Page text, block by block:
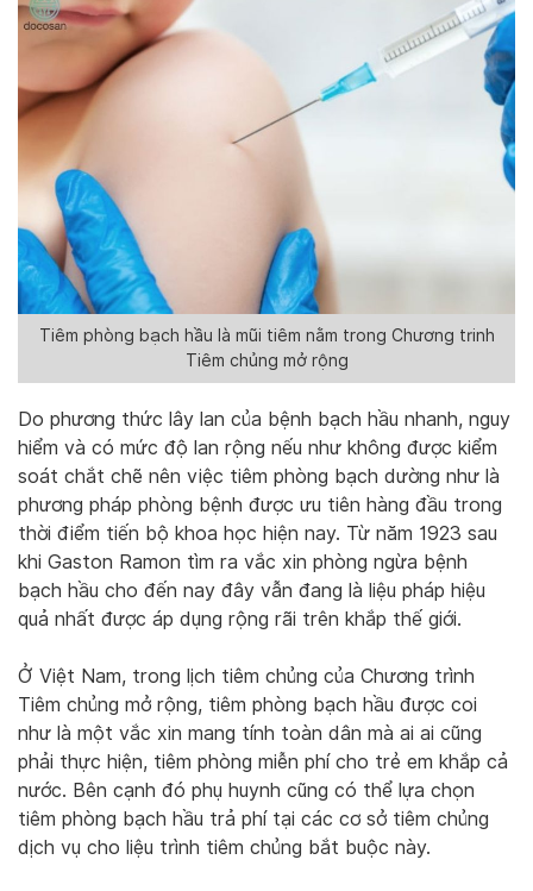
Tiêm phòng bạch hầu là mũi tiêm nằm trong Chương trinh
Tiêm chủng mở rộng
Do phương thức lây lan của bệnh bạch hầu nhanh, nguy
hiểm và có mức độ lan rộng nếu như không được kiểm
soát chắt chẽ nên việc tiêm phòng bạch dường như là
phương pháp phòng bệnh được ưu tiên hàng đầu trong
thời điểm tiến bộ khoa học hiện nay. Từ năm 1923 sau
khi Gaston Ramon tìm ra vắc xin phòng ngừa bệnh
bạch hầu cho đến nay đây vẫn đang là liệu pháp hiệu
quả nhất được áp dụng rộng rãi trên khắp thế giới.
Ở Việt Nam, trong lịch tiêm chủng của Chương trình
Tiêm chủng mở rộng, tiêm phòng bạch hầu được coi
như là một vắc xin mang tính toàn dân mà ai ai cũng
phải thực hiện, tiêm phòng miễn phí cho trẻ em khắp cả
nước. Bên cạnh đó phụ huynh cũng có thể lựa chọn
tiêm phòng bạch hầu trả phí tại các cơ sở tiêm chủng
dịch vụ cho liệu trình tiêm chủng bắt buộc này.